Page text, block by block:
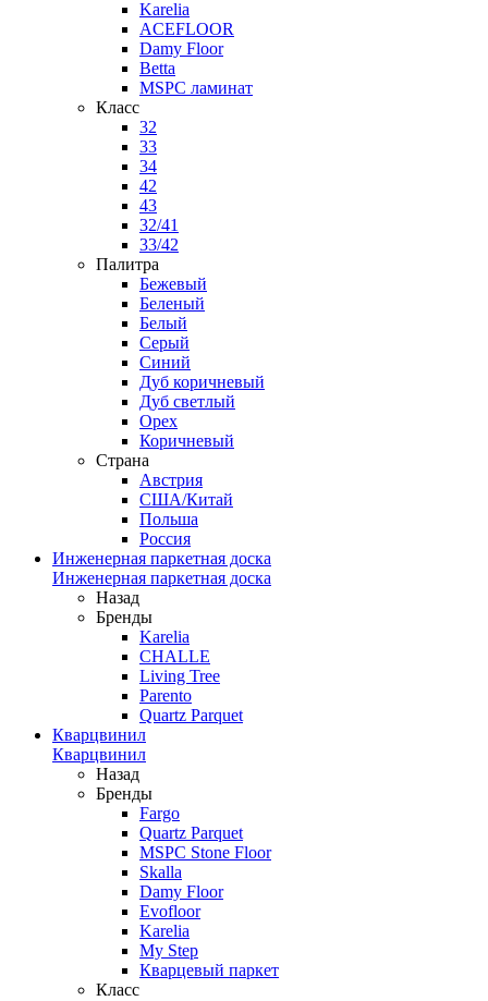
Karelia
ACEFLOOR
Damy Floor
Betta
MSPC ламинат
Класс
32
33
34
42
43
32/41
33/42
Палитра
Бежевый
Беленый
Белый
Серый
Синий
Дуб коричневый
Дуб светлый
Орех
Коричневый
Страна
Австрия
США/Китай
Польша
Россия
Инженерная паркетная доска
Инженерная паркетная доска
Назад
Бренды
Karelia
CHALLE
Living Tree
Parento
Quartz Parquet
Кварцвинил
Кварцвинил
Назад
Бренды
Fargo
Quartz Parquet
MSPC Stone Floor
Skalla
Damy Floor
Evofloor
Karelia
My Step
Кварцевый паркет
Класс